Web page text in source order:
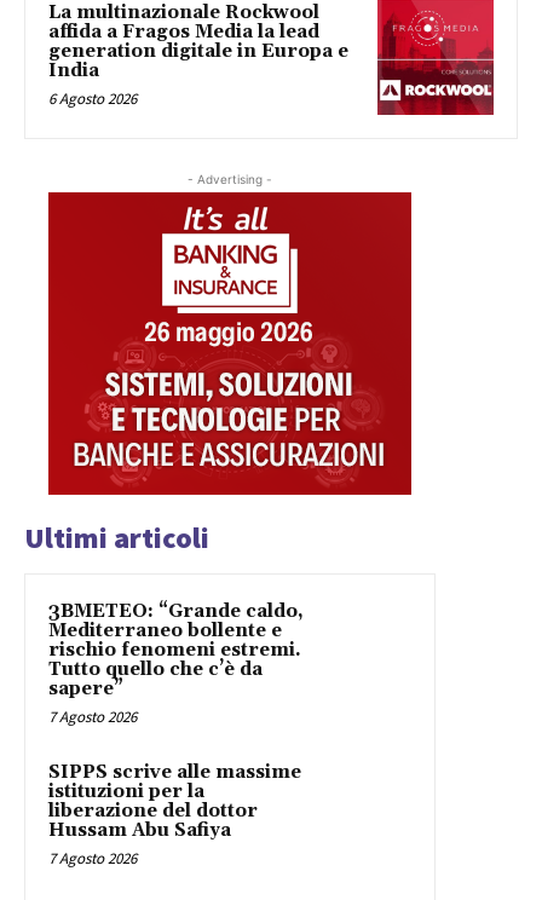
La multinazionale Rockwool
affida a Fragos Media la lead
generation digitale in Europa e
India
6 Agosto 2026
- Advertising -
Ultimi articoli
3BMETEO: “Grande caldo,
Mediterraneo bollente e
rischio fenomeni estremi.
Tutto quello che c’è da
sapere”
7 Agosto 2026
SIPPS scrive alle massime
istituzioni per la
liberazione del dottor
Hussam Abu Safiya
7 Agosto 2026